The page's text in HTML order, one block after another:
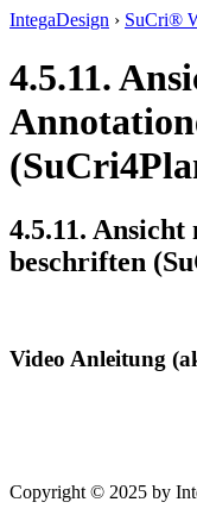
IntegaDesign › SuCri®
4.5.11.
4.5.11.
beschriften
Video Anleitung
Copyright © 2025 by